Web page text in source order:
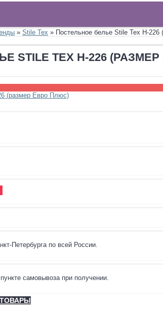
» Stile Tex » Постельное белье Stile Tex H-
STILE TEX H-226
Петербурга по всей России.
самовывоза при получении.